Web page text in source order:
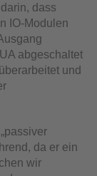
dass
IO-Modulen
abgeschaltet
und
da er ein
wir